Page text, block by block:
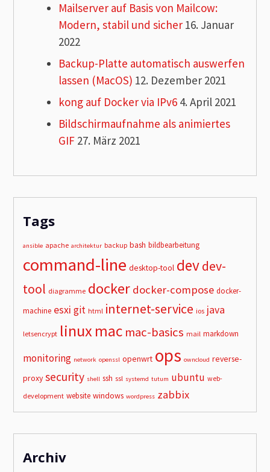
Mailserver auf Basis von Mailcow:
Modern, stabil und sicher 16. Januar
2022
Backup-Platte automatisch auswerfen
lassen (MacOS) 12. Dezember 2021
kong auf Docker via IPv6 4. April 2021
Bildschirmaufnahme als animiertes
GIF 27. März 2021
Tags
ansible apache architektur backup bash bildbearbeitung
command-line desktop-tool devdev-
tool diagramme docker docker-compose docker-
machine esxi git html internet-service ios java
letsencrypt linuxmac mac-basics mail markdown
monitoring network openssl openwrt ops owncloud reverse-
proxy security shell ssh ssl systemd tutum ubuntu web-
development website windows wordpress zabbix
Archiv